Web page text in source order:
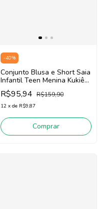
-40%
Conjunto Blusa e Short Saia
Infantil Teen Menina Kukiê
88215 (Off White/Azul)
R$95,94 R$159,90
12 x de R$9,87
Comprar